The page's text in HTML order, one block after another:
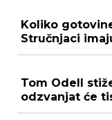
Koliko
Stručnjaci
Tom Odell
odzvanjat će